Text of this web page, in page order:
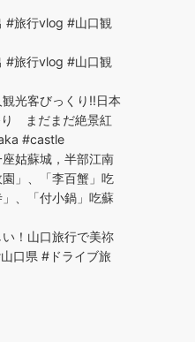
#旅行vlog #山口観
#旅行vlog #山口観
観光客びっくり!!日本
り まだまだ絶景紅
#castle
座姑蘇城，半部江南
」、「李百蟹」吃
、「付小鍋」吃蘇
い！山口旅行で美祢
口県 #ドライブ旅